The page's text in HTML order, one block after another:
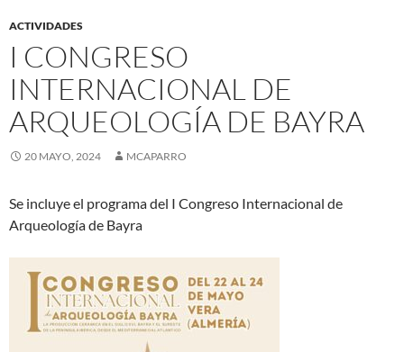
ACTIVIDADES
I CONGRESO
INTERNACIONAL DE
ARQUEOLOGÍA DE BAYRA
20 MAYO, 2024 MCAPARRO
Se incluye el programa del I Congreso Internacional de
Arqueología de Bayra